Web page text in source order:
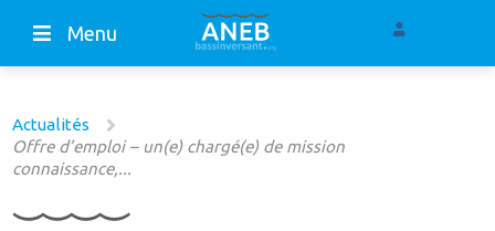
Menu
Actualités
Offre d’emploi – un(e) chargé(e) de mission
connaissance,...